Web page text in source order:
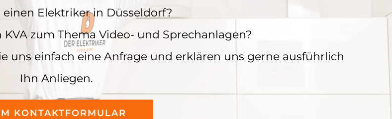
einen Elektriker in Düsseldorf?
zum Thema Video- und Sprechanlagen?
uns einfach eine Anfrage und erklären uns gerne ausführlich
Ihn Anliegen.
KONTAKTFORMULAR